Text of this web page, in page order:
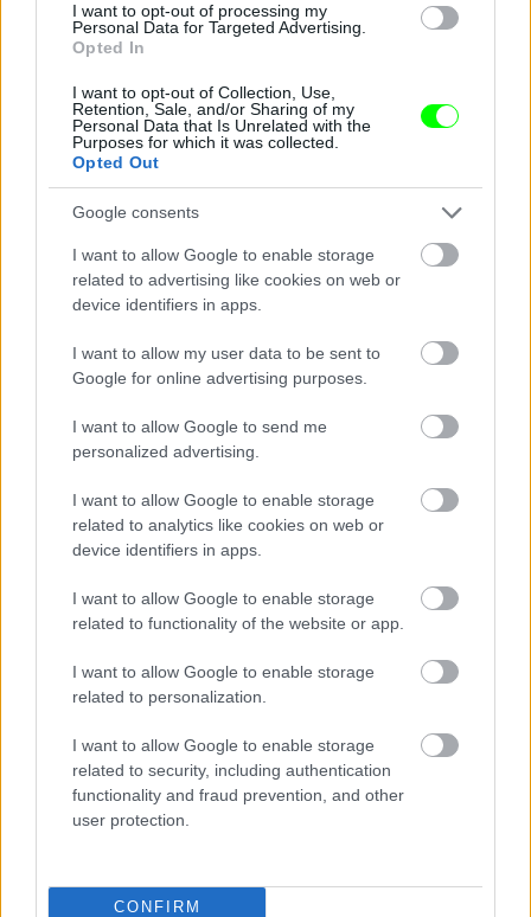
I want to opt-out of processing my
Personal Data for Targeted Advertising.
Opted In
I want to opt-out of Collection, Use,
Retention, Sale, and/or Sharing of my
Personal Data that Is Unrelated with the
Purposes for which it was collected.
Opted Out
Google consents
I want to allow Google to enable storage
related to advertising like cookies on web or
device identifiers in apps.
I want to allow my user data to be sent to
Google for online advertising purposes.
I want to allow Google to send me
personalized advertising.
I want to allow Google to enable storage
related to analytics like cookies on web or
device identifiers in apps.
I want to allow Google to enable storage
related to functionality of the website or app.
I want to allow Google to enable storage
related to personalization.
I want to allow Google to enable storage
related to security, including authentication
functionality and fraud prevention, and other
user protection.
CONFIRM
Jön még kép!
Napszemüveg is van ehhez a szetthez, aminek a
legfeltűnőbb tulajdonsága a blúzon átlátszó
Fotó: Gotham / Getty Images Hungary